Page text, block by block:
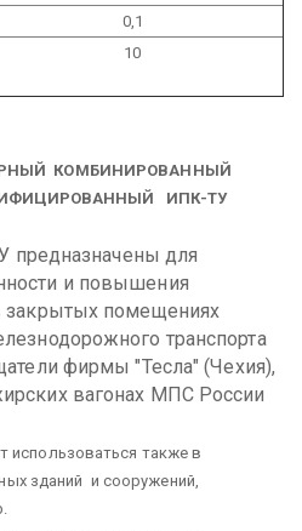
0,1
10
КОМБИНИРОВАННЫЙ
ИПК-ТУ
для
и повышения
закрытых помещениях
транспорта
фирмы "Тесла" (Чехия),
вагонах МПС России
также в
зданий и сооружений,